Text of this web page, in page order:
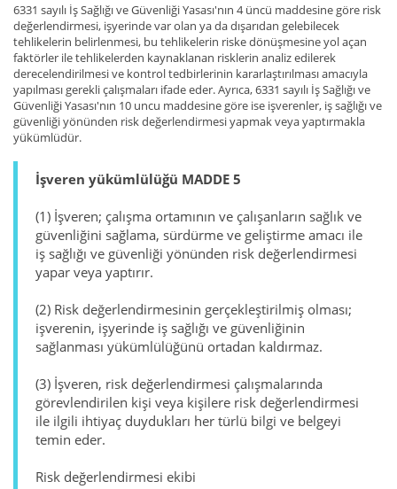
6331 sayılı İş Sağlığı ve Güvenliği Yasası'nın 4 üncü maddesine göre risk
değerlendirmesi, işyerinde var olan ya da dışarıdan gelebilecek
tehlikelerin belirlenmesi, bu tehlikelerin riske dönüşmesine yol açan
faktörler ile tehlikelerden kaynaklanan risklerin analiz edilerek
derecelendirilmesi ve kontrol tedbirlerinin kararlaştırılması amacıyla
yapılması gerekli çalışmaları ifade eder. Ayrıca, 6331 sayılı İş Sağlığı ve
Güvenliği Yasası'nın 10 uncu maddesine göre ise işverenler, iş sağlığı ve
güvenliği yönünden risk değerlendirmesi yapmak veya yaptırmakla
yükümlüdür.
İşveren yükümlülüğü MADDE 5
(1) İşveren; çalışma ortamının ve çalışanların sağlık ve
güvenliğini sağlama, sürdürme ve geliştirme amacı ile
iş sağlığı ve güvenliği yönünden risk değerlendirmesi
yapar veya yaptırır.
(2) Risk değerlendirmesinin gerçekleştirilmiş olması;
işverenin, işyerinde iş sağlığı ve güvenliğinin
sağlanması yükümlülüğünü ortadan kaldırmaz.
(3) İşveren, risk değerlendirmesi çalışmalarında
görevlendirilen kişi veya kişilere risk değerlendirmesi
ile ilgili ihtiyaç duydukları her türlü bilgi ve belgeyi
temin eder.
Risk değerlendirmesi ekibi